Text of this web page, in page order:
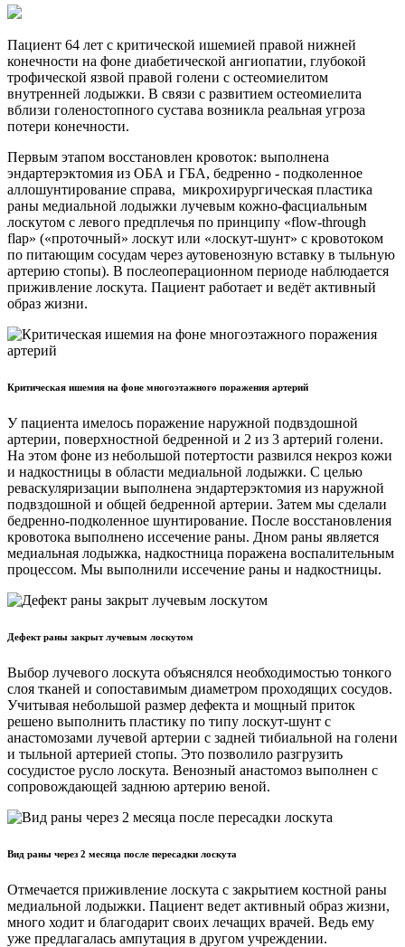
Пациент 64 лет с критической ишемией правой нижней
конечности на фоне диабетической ангиопатии, глубокой
трофической язвой правой голени с остеомиелитом
внутренней лодыжки. В связи с развитием остеомиелита
вблизи голеностопного сустава возникла реальная угроза
потери конечности.
Первым этапом восстановлен кровоток: выполнена
эндартерэктомия из ОБА и ГБА, бедренно - подколенное
аллошунтирование справа, микрохирургическая пластика
раны медиальной лодыжки лучевым кожно-фасциальным
лоскутом с левого предплечья по принципу «flow-through
flap» («проточный» лоскут или «лоскут-шунт» с кровотоком
по питающим сосудам через аутовенозную вставку в тыльную
артерию стопы). В послеоперационном периоде наблюдается
приживление лоскута. Пациент работает и ведёт активный
образ жизни.
Критическая ишемия на фоне многоэтажного поражения артерий
У пациента имелось поражение наружной подвздошной
артерии, поверхностной бедренной и 2 из 3 артерий голени.
На этом фоне из небольшой потертости развился некроз кожи
и надкостницы в области медиальной лодыжки. С целью
реваскуляризации выполнена эндартерэктомия из наружной
подвздошной и общей бедренной артерии. Затем мы сделали
бедренно-подколенное шунтирование. После восстановления
кровотока выполнено иссечение раны. Дном раны является
медиальная лодыжка, надкостница поражена воспалительным
процессом. Мы выполнили иссечение раны и надкостницы.
Дефект раны закрыт лучевым лоскутом
Выбор лучевого лоскута объяснялся необходимостью тонкого
слоя тканей и сопоставимым диаметром проходящих сосудов.
Учитывая небольшой размер дефекта и мощный приток
решено выполнить пластику по типу лоскут-шунт с
анастомозами лучевой артерии с задней тибиальной на голени
и тыльной артерией стопы. Это позволило разгрузить
сосудистое русло лоскута. Венозный анастомоз выполнен с
сопровождающей заднюю артерию веной.
Вид раны через 2 месяца после пересадки лоскута
Отмечается приживление лоскута с закрытием костной раны
медиальной лодыжки. Пациент ведет активный образ жизни,
много ходит и благодарит своих лечащих врачей. Ведь ему
уже предлагалась ампутация в другом учреждении.